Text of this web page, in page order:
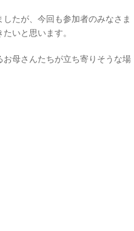
たが、今回も参加者のみなさま
いと思います。
母さんたちが立ち寄りそうな場